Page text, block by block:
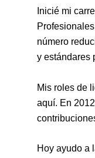
Inicié mi
número
y estándares
Mis roles de
aquí. En
Hoy ayudo a